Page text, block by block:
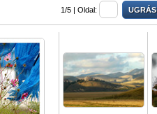
1/5 | Oldal: